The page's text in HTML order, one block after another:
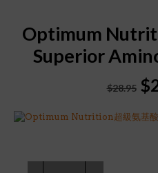
Optimum
Superior
$28.95 $